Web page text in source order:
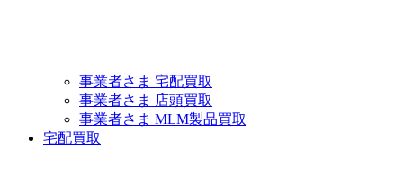
事業者さま 宅配買取
事業者さま 店頭買取
事業者さま MLM製品買取
宅配買取